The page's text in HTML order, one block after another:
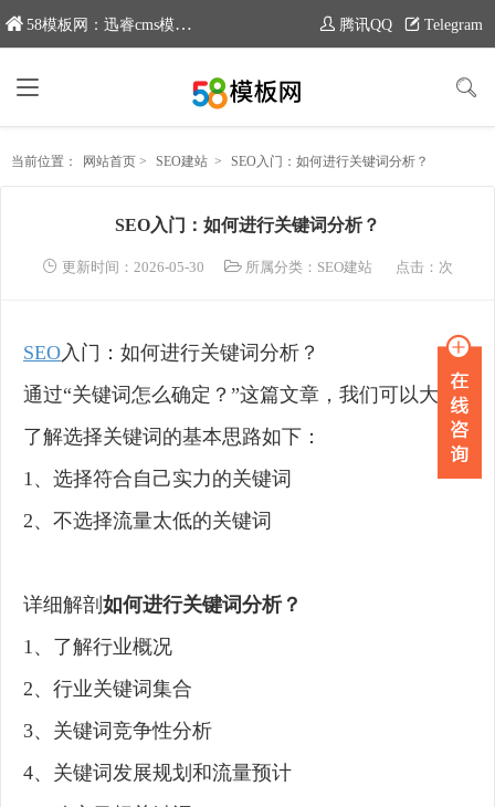
58模板网：迅睿cms模板专业分享平台，新域名：www.moban58.com 腾讯QQ Telegram
当前位置： 网站首页 > SEO建站 > SEO入门：如何进行关键词分析？
SEO入门：如何进行关键词分析？
更新时间：2026-05-30 所属分类： SEO建站 点击： 次
SEO入门：如何进行关键词分析？
通过“关键词怎么确定？”这篇文章，我们可以大体
了解选择关键词的基本思路如下：
1、选择符合自己实力的关键词
2、不选择流量太低的关键词
详细解剖 如何进行关键词分析？
1、了解行业概况
2、行业关键词集合
3、关键词竞争性分析
4、关键词发展规划和流量预计